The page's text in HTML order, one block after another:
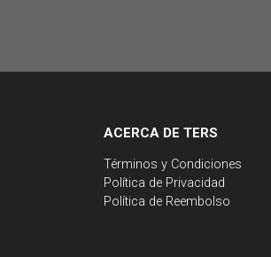
ACERCA DE TERS
Términos y Condiciones
Política de Privacidad
Política de Reembolso